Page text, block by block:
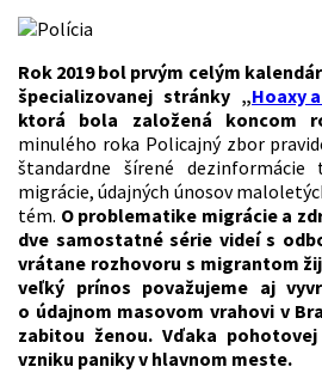
Rok 2019 bol prvým celým
špecializovanej stránky „Hoaxy
ktorá bola založená koncom
minulého roka Policajný zbor
štandardne šírené dezinformácie
migrácie, údajných únosov
tém. O problematike migrácie a
dve samostatné série videí s
vrátane rozhovoru s migrantom
veľký prínos považujeme aj
o údajnom masovom vrahovi v
zabitou ženou. Vďaka
vzniku paniky v hlavnom meste.